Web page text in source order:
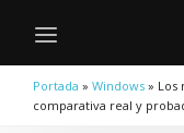
Portada » Windows » Los
comparativa real y